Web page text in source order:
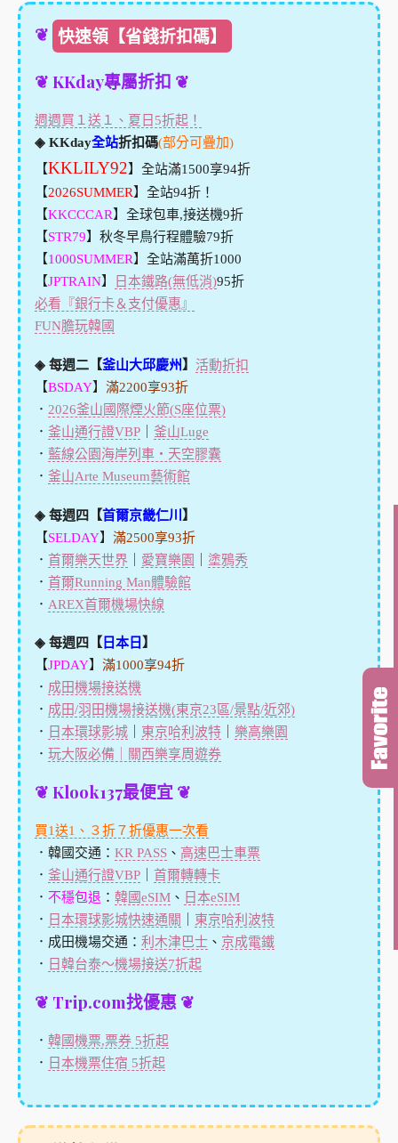
❦ 快速領【省錢折扣碼】
❦ KKday專屬折扣 ❦
週週買１送１、夏日5折起！
◈ KKday全站折扣碼(部分可疊加)
【KKLILY92】全站滿1500享94折
【2026SUMMER】全站94折！
【KKCCCAR】全球包車,接送機9折
【STR79】秋冬早鳥行程體驗79折
【1000SUMMER】全站滿萬折1000
【JPTRAIN】 日本鐵路(無低消)95折
必看『銀行卡＆支付優惠』
FUN膽玩韓國
◈ 每週二【釜山大邱慶州 】 活動折扣
【BSDAY】 滿2200享93折
． 2026釜山國際煙火節(S座位票)
． 釜山通行證VBP｜ 釜山Luge
． 藍線公園海岸列車・天空膠囊
． 釜山Arte Museum藝術館
◈ 每週四【首爾京畿仁川
】
【SELDAY】 滿2500享93折
． 首爾樂天世界 愛寶樂園
塗鴉秀
． 首爾Running Man體驗館
． AREX首爾機場快線
◈ 每週四【日本日 】
【JPDAY】 滿1000享94折
． 成田機場接送機
． 成田/羽田機場接送機(東京23區/景點/近郊)
． 日本環球影城｜ 東京哈利波特｜ 樂高樂園
． 玩大阪必備｜關西樂享周遊券
❦ Klook137最便宜 ❦
買1送1、３折７折優惠一次看
．韓國交通： KR PASS、 高速巴士車票
． 釜山通行證VBP｜ 首爾轉轉卡
． 不穩包退 ： 韓國eSIM、 日本eSIM
． 日本環球影城快速通關
東京哈利波特
．成田機場交通： 利木津巴士、 京成電鐵
． 日韓台泰～機場接送7折起
❦ Trip.com找優惠 ❦
． 韓國機票,票券 5折起
． 日本機票住宿 5折起